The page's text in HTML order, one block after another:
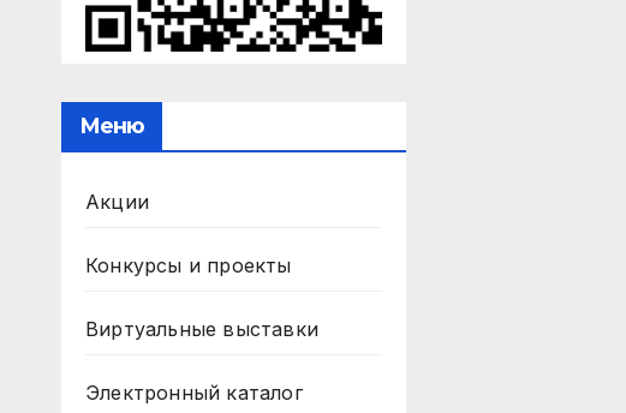
Меню
Акции
Конкурсы и проекты
Виртуальные выставки
Электронный каталог